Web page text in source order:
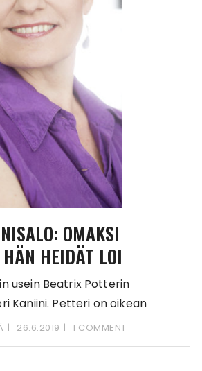
OMAKSI
HÄN HEIDÄT LOI
usein Beatrix Potterin
Kaniini. Petteri on oikean
ja kokoinen,
26.6.2019 1 COMMENT